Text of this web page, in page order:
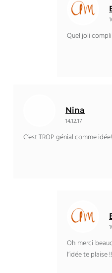
Quel joli
Nina
14.12.17
C’est TROP génial comme
Oh merci
l’idée te plaise